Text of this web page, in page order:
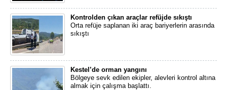
Kontrolden çıkan araçlar refüjde sıkıştı
Orta refüje saplanan iki araç bariyerlerin arasında
sıkıştı
Kestel’de orman yangını
Bölgeye sevk edilen ekipler, alevleri kontrol altına
almak için çalışma başlattı.